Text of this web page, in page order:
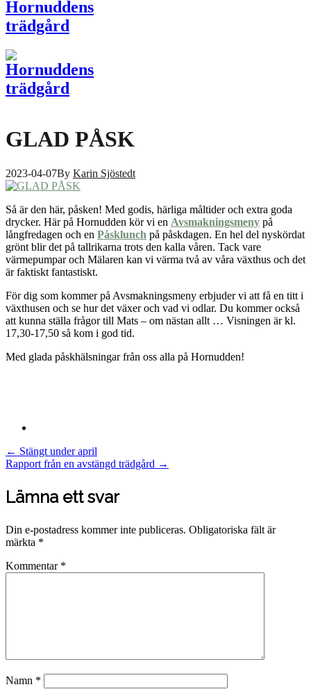
GLAD PÅSK
2023-04-07By Karin Sjöstedt
Så är den här, påsken! Med godis, härliga måltider och extra goda
drycker. Här på Hornudden kör vi en Avsmakningsmeny på
långfredagen och en Påsklunch på påskdagen. En hel del nyskördat
grönt blir det på tallrikarna trots den kalla våren. Tack vare
värmepumpar och Mälaren kan vi värma två av våra växthus och det
är faktiskt fantastiskt.
För dig som kommer på Avsmakningsmeny erbjuder vi att få en titt i
växthusen och se hur det växer och vad vi odlar. Du kommer också
att kunna ställa frågor till Mats – om nästan allt … Visningen är kl.
17,30-17,50 så kom i god tid.
Med glada påskhälsningar från oss alla på Hornudden!
Post
navigation
← Stängt under april
Rapport från en avstängd trädgård →
Lämna ett svar
Din e-postadress kommer inte publiceras. Obligatoriska fält är
märkta *
Kommentar *
Namn *